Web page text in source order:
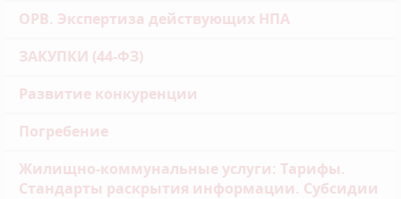
ОРВ. Экспертиза действующих НПА
ЗАКУПКИ (44-ФЗ)
Развитие конкуренции
Погребение
Жилищно-коммунальные услуги: Тарифы.
Стандарты раскрытия информации. Субсидии